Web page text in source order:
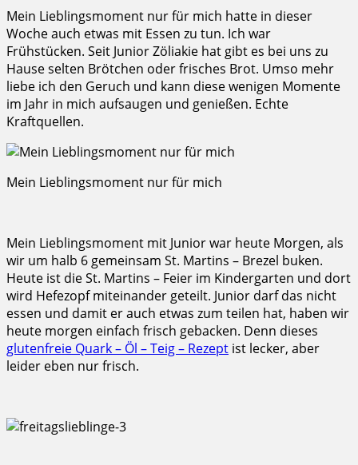
Mein Lieblingsmoment nur für mich hatte in dieser
Woche auch etwas mit Essen zu tun. Ich war
Frühstücken. Seit Junior Zöliakie hat gibt es bei uns zu
Hause selten Brötchen oder frisches Brot. Umso mehr
liebe ich den Geruch und kann diese wenigen Momente
im Jahr in mich aufsaugen und genießen. Echte
Kraftquellen.
Mein Lieblingsmoment nur für mich
Mein Lieblingsmoment mit Junior war heute Morgen, als
wir um halb 6 gemeinsam St. Martins – Brezel buken.
Heute ist die St. Martins – Feier im Kindergarten und dort
wird Hefezopf miteinander geteilt. Junior darf das nicht
essen und damit er auch etwas zum teilen hat, haben wir
heute morgen einfach frisch gebacken. Denn dieses
glutenfreie Quark – Öl – Teig – Rezept ist lecker, aber
leider eben nur frisch.